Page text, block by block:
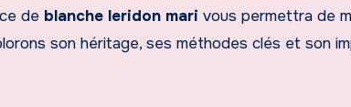
de blanche leridon mari vous permettra de
son héritage, ses méthodes clés et son